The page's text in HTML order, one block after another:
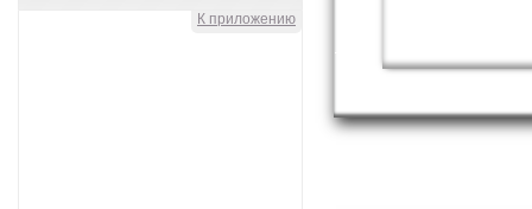
К приложению